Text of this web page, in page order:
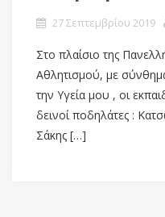
27 Σεπτεμβρίου 2019
Στο πλαίσιο της
Αθλητισμού, με
την Υγεία μου , οι
δεινοί ποδηλάτες :
Σάκης […]